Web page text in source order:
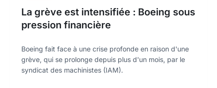
La grève est intensifiée : Boeing sous
pression financière
Boeing fait face à une crise profonde en raison d'une
grève, qui se prolonge depuis plus d'un mois, par le
syndicat des machinistes (IAM).